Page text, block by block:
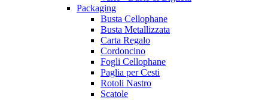
Packaging
Busta Cellophane
Busta Metallizzata
Carta Regalo
Cordoncino
Fogli Cellophane
Paglia per Cesti
Rotoli Nastro
Scatole